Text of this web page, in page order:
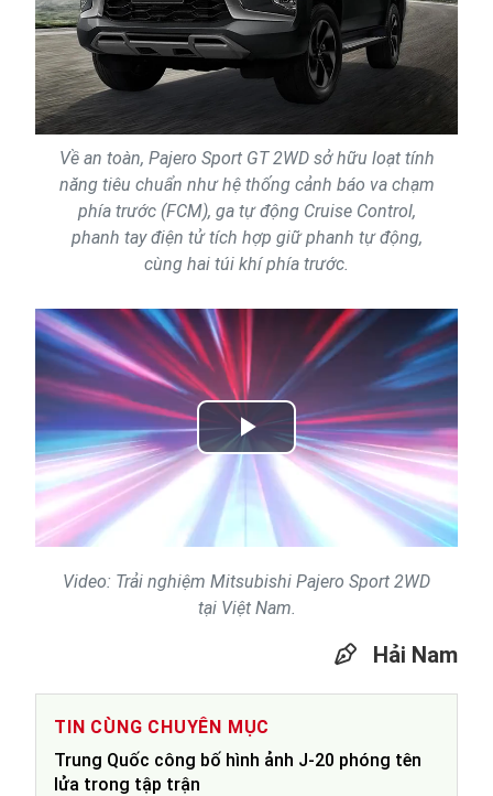
Về an toàn, Pajero Sport GT 2WD sở hữu loạt tính
năng tiêu chuẩn như hệ thống cảnh báo va chạm
phía trước (FCM), ga tự động Cruise Control,
phanh tay điện tử tích hợp giữ phanh tự động,
cùng hai túi khí phía trước.
Play
Video
Video: Trải nghiệm Mitsubishi Pajero Sport 2WD
tại Việt Nam.
Hải Nam
TIN CÙNG CHUYÊN MỤC
Trung Quốc công bố hình ảnh J-20 phóng tên
lửa trong tập trận